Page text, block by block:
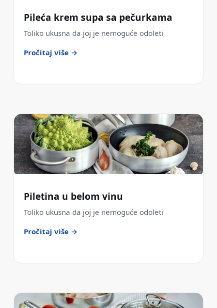
Pileća krem supa sa pečurkama
Toliko ukusna da joj je nemoguće odoleti
Pročitaj više →
Piletina u belom vinu
Toliko ukusna da joj je nemoguće odoleti
Pročitaj više →